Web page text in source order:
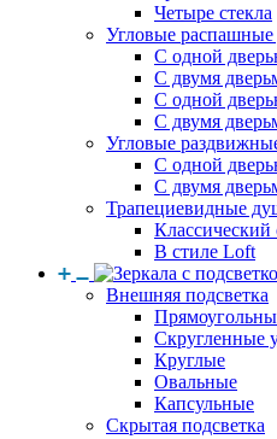
Четыре стекла
Угловые
С одной
С двумя
С одной
С двумя
Угловые
С одной
С двумя
Трапециевидные
Классический
В стиле Loft
Внешняя подсветка
Скругленные
Круглые
Овальные
Капсульные
Скрытая подсветка